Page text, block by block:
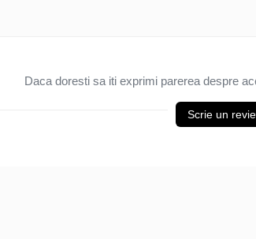
Daca doresti sa iti exprimi parerea despre
Scrie un